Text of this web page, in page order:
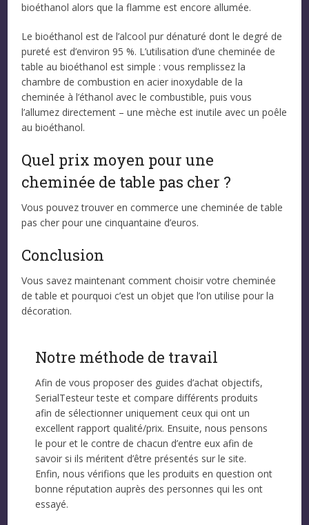
bioéthanol alors que la flamme est encore allumée.
Le bioéthanol est de l’alcool pur dénaturé dont le degré de
pureté est d’environ 95 %. L’utilisation d’une cheminée de
table au bioéthanol est simple : vous remplissez la
chambre de combustion en acier inoxydable de la
cheminée à l’éthanol avec le combustible, puis vous
l’allumez directement – une mèche est inutile avec un poêle
au bioéthanol.
Quel prix moyen pour une
cheminée de table pas cher ?
Vous pouvez trouver en commerce une cheminée de table
pas cher pour une cinquantaine d’euros.
Conclusion
Vous savez maintenant comment choisir votre cheminée
de table et pourquoi c’est un objet que l’on utilise pour la
décoration.
Notre méthode de travail
Afin de vous proposer des guides d’achat objectifs,
SerialTesteur teste et compare différents produits
afin de sélectionner uniquement ceux qui ont un
excellent rapport qualité/prix. Ensuite, nous pensons
le pour et le contre de chacun d’entre eux afin de
savoir si ils méritent d’être présentés sur le site.
Enfin, nous vérifions que les produits en question ont
bonne réputation auprès des personnes qui les ont
essayé.